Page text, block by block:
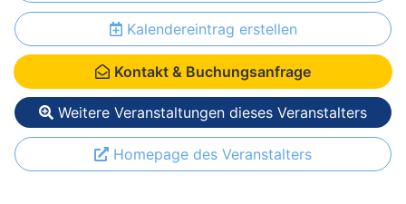
Kalendereintrag erstellen
Kontakt & Buchungsanfrage
Weitere Veranstaltungen dieses Veranstalters
Homepage des Veranstalters